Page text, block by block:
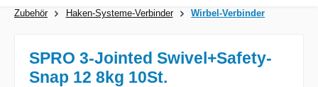
Zubehör Haken-Systeme-Verbinder Wirbel-Verbinder
SPRO 3-Jointed Swivel+Safety-
Snap 12 8kg 10St.